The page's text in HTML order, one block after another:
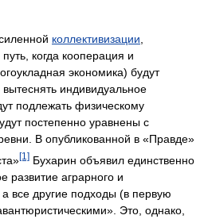
коллективизации
когда кооперация и
экономика) будут
индивидуальное
подлежать физическому
постепенно уравнены с
В опубликованной в «Правде»
[1] Бухарин объявил единственно
развитие аграрного и
а все другие подходы (в первую
Это, однако,